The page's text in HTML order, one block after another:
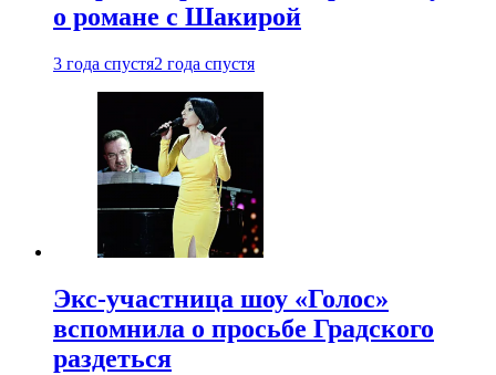
о романе с Шакирой
3 года спустя2 года спустя
Экс-участница шоу «Голос»
вспомнила о просьбе Градского
раздеться